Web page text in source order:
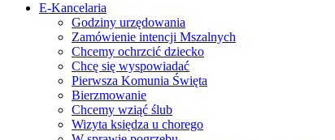
E-Kancelaria
Godziny urzędowania
Zamówienie intencji Mszalnych
Chcemy ochrzcić dziecko
Chcę się wyspowiadać
Pierwsza Komunia Święta
Bierzmowanie
Chcemy wziąć ślub
Wizyta księdza u chorego